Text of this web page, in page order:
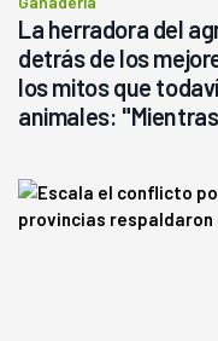
La herradora del
detrás de los
los mitos que
animales: